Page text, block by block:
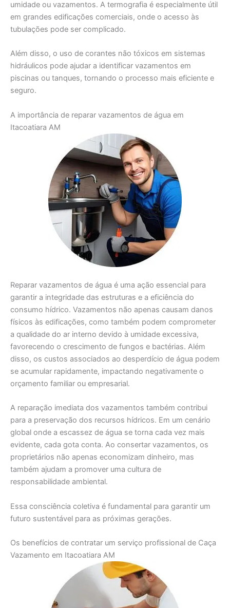
umidade ou vazamentos. A termografia é especialmente útil
em grandes edificações comerciais, onde o acesso às
tubulações pode ser complicado.
Além disso, o uso de corantes não tóxicos em sistemas
hidráulicos pode ajudar a identificar vazamentos em
piscinas ou tanques, tornando o processo mais eficiente e
seguro.
A importância de reparar vazamentos de água em
Itacoatiara AM
Reparar vazamentos de água é uma ação essencial para
garantir a integridade das estruturas e a eficiência do
consumo hídrico. Vazamentos não apenas causam danos
físicos às edificações, como também podem comprometer
a qualidade do ar interno devido à umidade excessiva,
favorecendo o crescimento de fungos e bactérias. Além
disso, os custos associados ao desperdício de água podem
se acumular rapidamente, impactando negativamente o
orçamento familiar ou empresarial.
A reparação imediata dos vazamentos também contribui
para a preservação dos recursos hídricos. Em um cenário
global onde a escassez de água se torna cada vez mais
evidente, cada gota conta. Ao consertar vazamentos, os
proprietários não apenas economizam dinheiro, mas
também ajudam a promover uma cultura de
responsabilidade ambiental.
Essa consciência coletiva é fundamental para garantir um
futuro sustentável para as próximas gerações.
Os benefícios de contratar um serviço profissional de Caça
Vazamento em Itacoatiara AM